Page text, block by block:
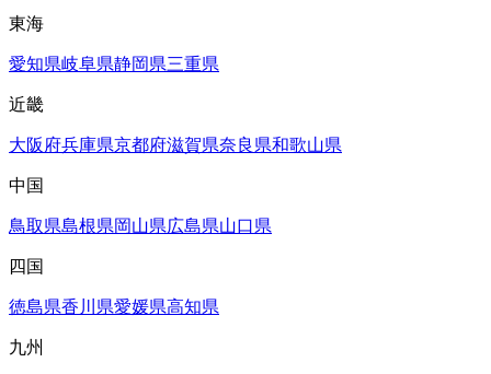
東海
愛知県岐阜県静岡県三重県
近畿
大阪府兵庫県京都府滋賀県奈良県和歌山県
中国
鳥取県島根県岡山県広島県山口県
四国
徳島県香川県愛媛県高知県
九州